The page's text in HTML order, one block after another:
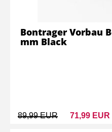
89,99 EUR 71,99 EUR
Bontrager Vorbau
mm Black